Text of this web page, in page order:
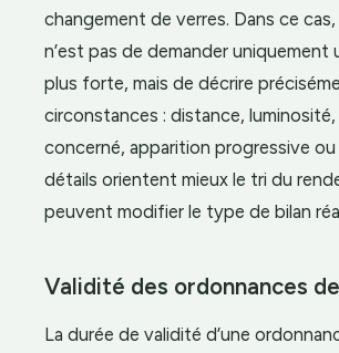
changement de verres. Dans ce
n’est pas de demander uniquement
plus forte, mais de décrire
circonstances : distance,
concerné, apparition progressive ou
détails orientent mieux le tri du
peuvent modifier le type de bilan
Validité des ordonnances
La durée de validité d’une